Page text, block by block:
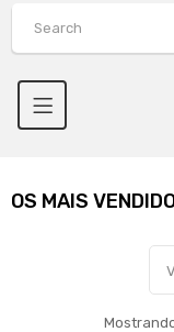
OS MAIS